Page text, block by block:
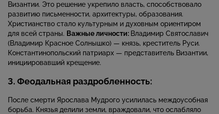
Византии. Это решение укрепило власть, способствовало
развитию письменности, архитектуры, образования.
Христианство стало культурным и духовным ориентиром
для всей страны. Важные личности: Владимир Святославич
(Владимир Красное Солнышко) — князь, креститель Руси.
Константинопольский патриарх — представитель Византии,
инициировавший крещение.
3. Феодальная раздробленность:
После смерти Ярослава Мудрого усилилась междоусобная
борьба. Князья делили земли, враждовали, что ослабляло